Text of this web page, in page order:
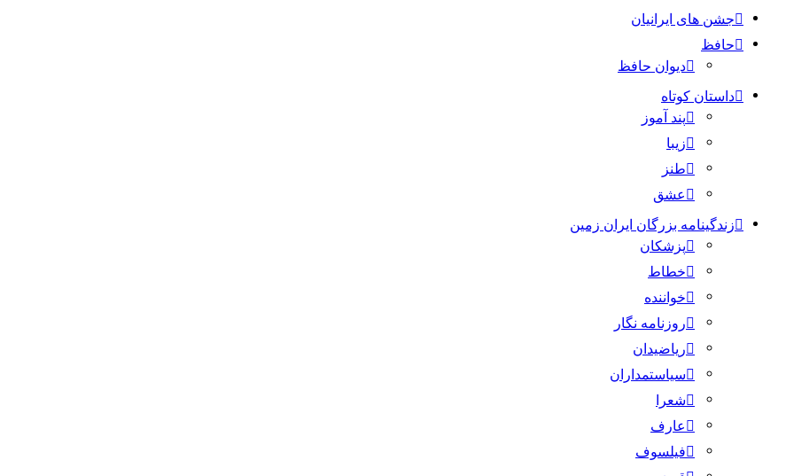
جشن های ایرانیان
حافظ
دیوان حافظ
داستان کوتاه
پند آموز
زیبا
طنز
عشق
زندگینامه بزرگان ایران زمین
پزشکان
خطاط
خواننده
روزنامه نگار
ریاضیدان
سیاستمداران
شعرا
عارف
فیلسوف